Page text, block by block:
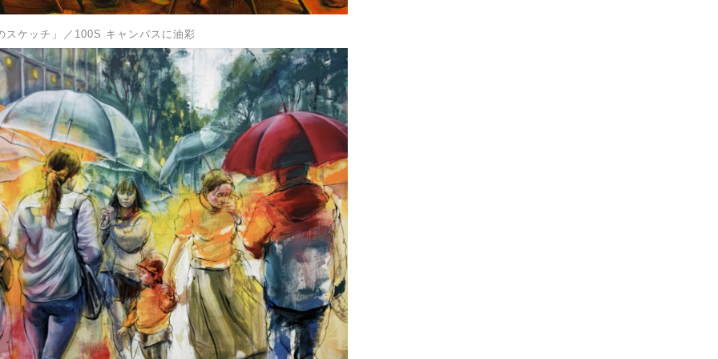
スケッチ 」 ／100S キャンバスに油彩